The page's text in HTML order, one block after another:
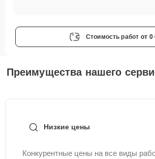
Стоимость работ от 0
Преимущества нашего
Низкие цены
Конкурентные цены на все виды